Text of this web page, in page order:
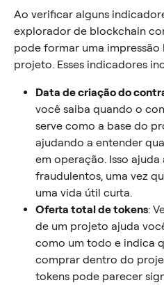
Ao verificar alguns
explorador de blockchain
pode formar uma
projeto. Esses indicadores
Data de criação do
você saiba quando o
serve como a base do
ajudando a entender
em operação. Isso
fraudulentos, uma vez
uma vida útil curta.
Oferta total de tokens:
de um projeto ajuda
como um todo e indica
comprar dentro do
tokens pode parecer